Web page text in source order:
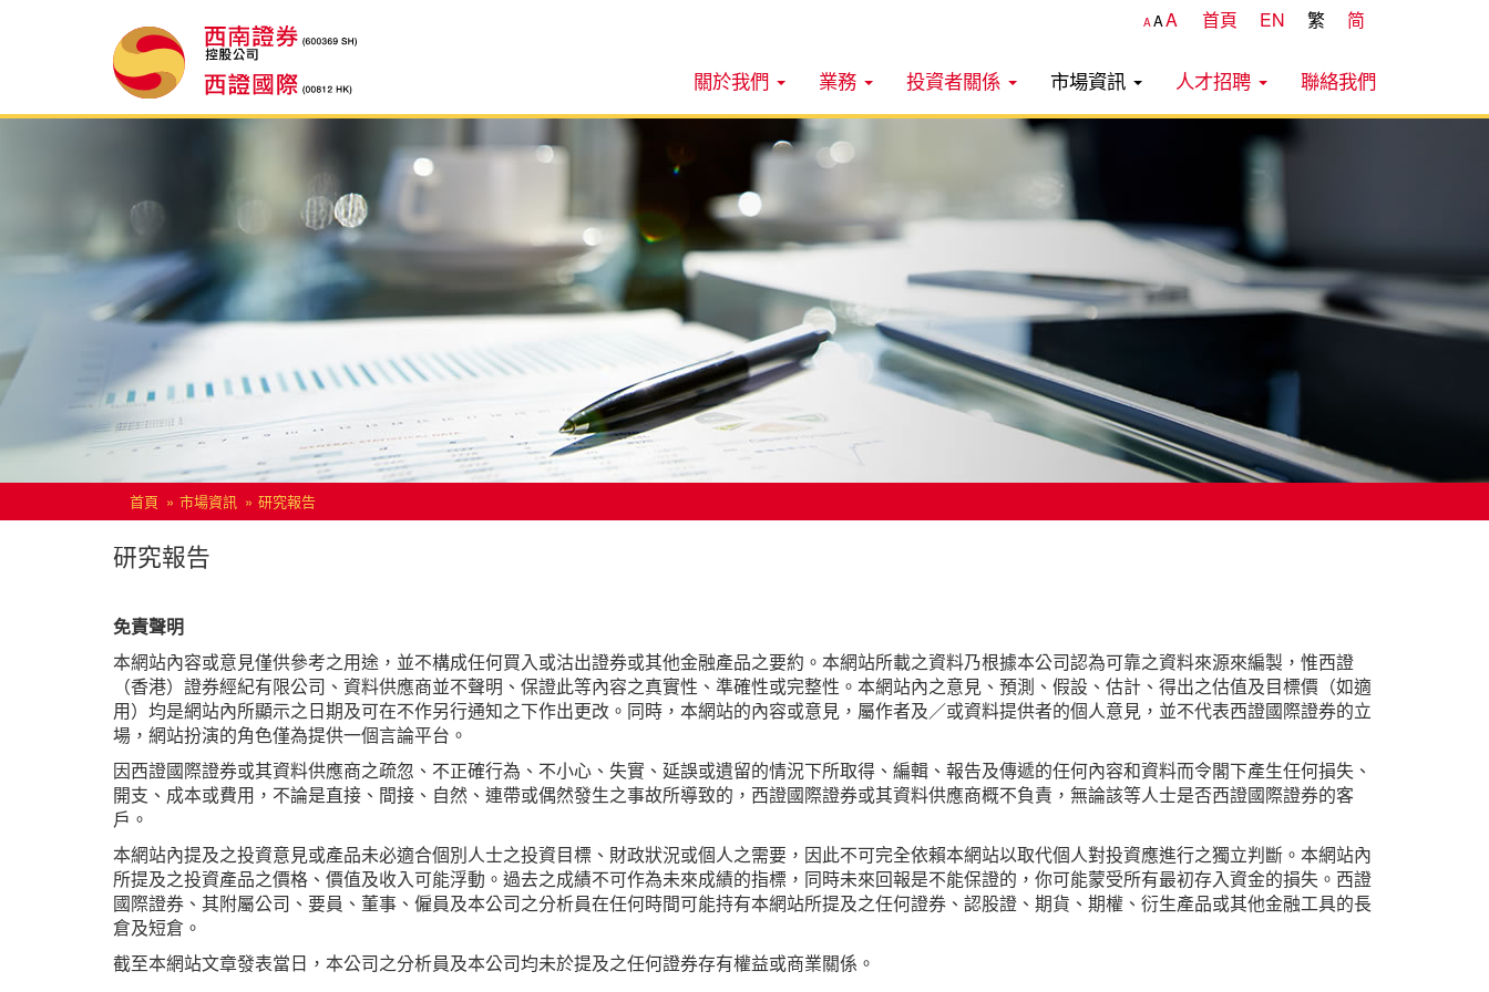
AAA 首頁 EN 繁 简
關於我們 業務 投資者關係 市場資訊 人才招聘 聯絡我們
首頁 市場資訊 研究報告
研究報告
免責聲明
本網站內容或意見僅供參考之用途，並不構成任何買入或沽出證券或其他金融產品之要約。本網站所載之資料乃根據本公司認為可靠之資料來源來編製，惟西證
（香港）證券經紀有限公司、資料供應商並不聲明、保證此等內容之真實性、準確性或完整性。本網站內之意見、預測、假設、估計、得出之估值及目標價（如適
用）均是網站內所顯示之日期及可在不作另行通知之下作出更改。同時，本網站的內容或意見，屬作者及／或資料提供者的個人意見，並不代表西證國際證券的立
場，網站扮演的角色僅為提供一個言論平台。
因西證國際證券或其資料供應商之疏忽、不正確行為、不小心、失實、延誤或遺留的情況下所取得、編輯、報告及傳遞的任何內容和資料而令閣下產生任何損失、
開支、成本或費用，不論是直接、間接、自然、連帶或偶然發生之事故所導致的，西證國際證券或其資料供應商概不負責，無論該等人士是否西證國際證券的客
戶。
本網站內提及之投資意見或產品未必適合個別人士之投資目標、財政狀況或個人之需要，因此不可完全依賴本網站以取代個人對投資應進行之獨立判斷。本網站內
所提及之投資產品之價格、價值及收入可能浮動。過去之成績不可作為未來成績的指標，同時未來回報是不能保證的，你可能蒙受所有最初存入資金的損失。西證
國際證券、其附屬公司、要員、董事、僱員及本公司之分析員在任何時間可能持有本網站所提及之任何證券、認股證、期貨、期權、衍生產品或其他金融工具的長
倉及短倉。
截至本網站文章發表當日，本公司之分析員及本公司均未於提及之任何證券存有權益或商業關係。